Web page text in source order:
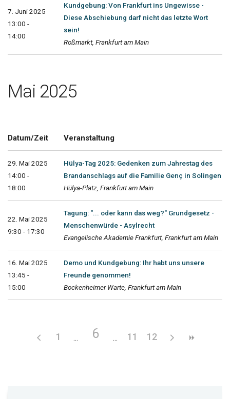
7. Juni 2025
13:00 -
14:00
Kundgebung: Von Frankfurt ins Ungewisse -
Diese Abschiebung darf nicht das letzte Wort
sein!
Roßmarkt, Frankfurt am Main
Mai 2025
Datum/Zeit Veranstaltung
29. Mai 2025
14:00 -
18:00
Hülya-Tag 2025: Gedenken zum Jahrestag des
Brandanschlags auf die Familie Genç in Solingen
Hülya-Platz, Frankfurt am Main
22. Mai 2025
9:30 - 17:30
Tagung: "... oder kann das weg?" Grundgesetz -
Menschenwürde - Asylrecht
Evangelische Akademie Frankfurt, Frankfurt am Main
16. Mai 2025
13:45 -
15:00
Demo und Kundgebung: Ihr habt uns unsere
Freunde genommen!
Bockenheimer Warte, Frankfurt am Main
1 6 11 12